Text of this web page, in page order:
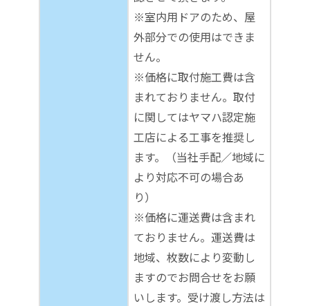
※室内用ドアのため、屋
外部分での使用はできま
せん。
※価格に取付施工費は含
まれておりません。取付
に関してはヤマハ認定施
工店による工事を推奨し
ます。（当社手配／地域に
より対応不可の場合あ
り）
※価格に運送費は含まれ
ておりません。運送費は
地域、枚数により変動し
ますのでお問合せをお願
いします。受け渡し方法は